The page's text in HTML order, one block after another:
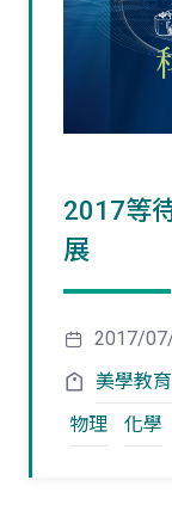
2017等
展
2017/
美學教育
物理
化學